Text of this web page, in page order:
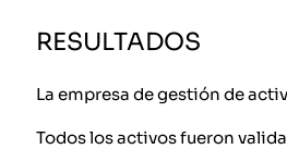
RESULTADOS
La empresa de gestión de
Todos los activos fueron